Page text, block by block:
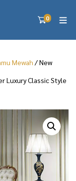
0
Mewah / New
Luxury Classic Style